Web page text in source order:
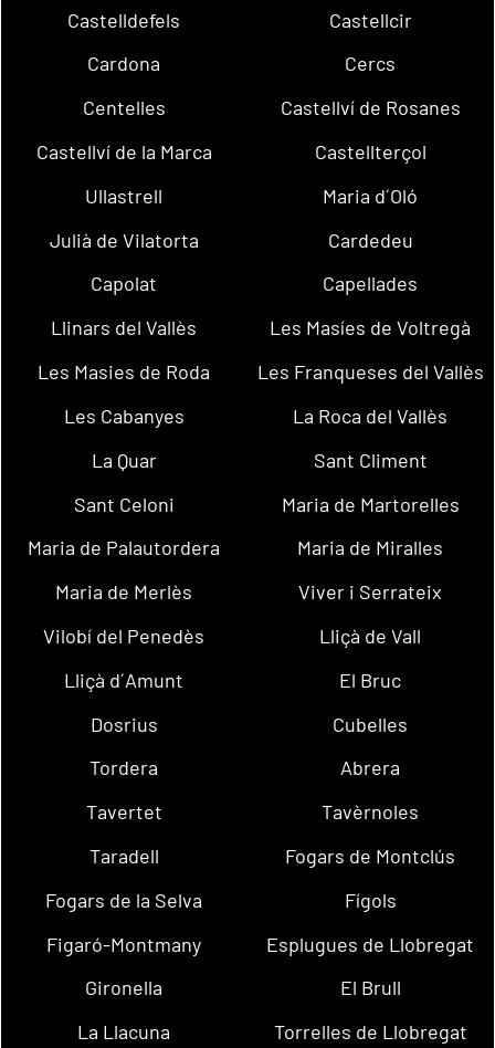
Castelldefels
Castellcir
Cardona
Cercs
Centelles
Castellví de Rosanes
Castellví de la Marca
Castellterçol
Ullastrell
Maria d´Oló
Julià de Vilatorta
Cardedeu
Capolat
Capellades
Llinars del Vallès
Les Masíes de Voltregà
Les Masies de Roda
Les Franqueses del Vallès
Les Cabanyes
La Roca del Vallès
La Quar
Sant Climent
Sant Celoni
Maria de Martorelles
Maria de Palautordera
Maria de Miralles
Maria de Merlès
Viver i Serrateix
Vilobí del Penedès
Lliçà de Vall
Lliçà d´Amunt
El Bruc
Dosrius
Cubelles
Tordera
Abrera
Tavertet
Tavèrnoles
Taradell
Fogars de Montclús
Fogars de la Selva
Fígols
Figaró-Montmany
Esplugues de Llobregat
Gironella
El Brull
La Llacuna
Torrelles de Llobregat